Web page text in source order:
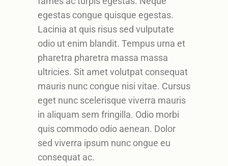
egestas congue quisque egestas.
Lacinia at quis risus sed vulputate
odio ut enim blandit. Tempus urna et
pharetra pharetra massa massa
ultricies. Sit amet volutpat consequat
mauris nunc congue nisi vitae. Cursus
eget nunc scelerisque viverra mauris
in aliquam sem fringilla. Odio morbi
quis commodo odio aenean. Dolor
sed viverra ipsum nunc ongue eu
consequat ac.